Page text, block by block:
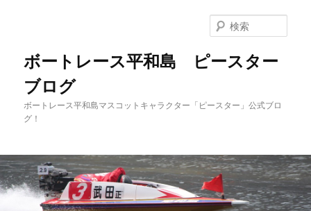
ボートレース平和島 ピースター
ブログ
ボートレース平和島マスコットキャラクター「ピースター」公式ブロ
グ！
索